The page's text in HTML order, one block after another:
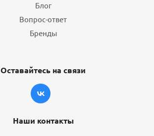
Блог
Вопрос-ответ
Бренды
Оставайтесь на связи
Наши контакты